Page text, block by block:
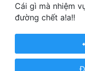
Kỳ Ảo
Làm Giàu
Cái gì mà nhiệm
đường chết a!a!!